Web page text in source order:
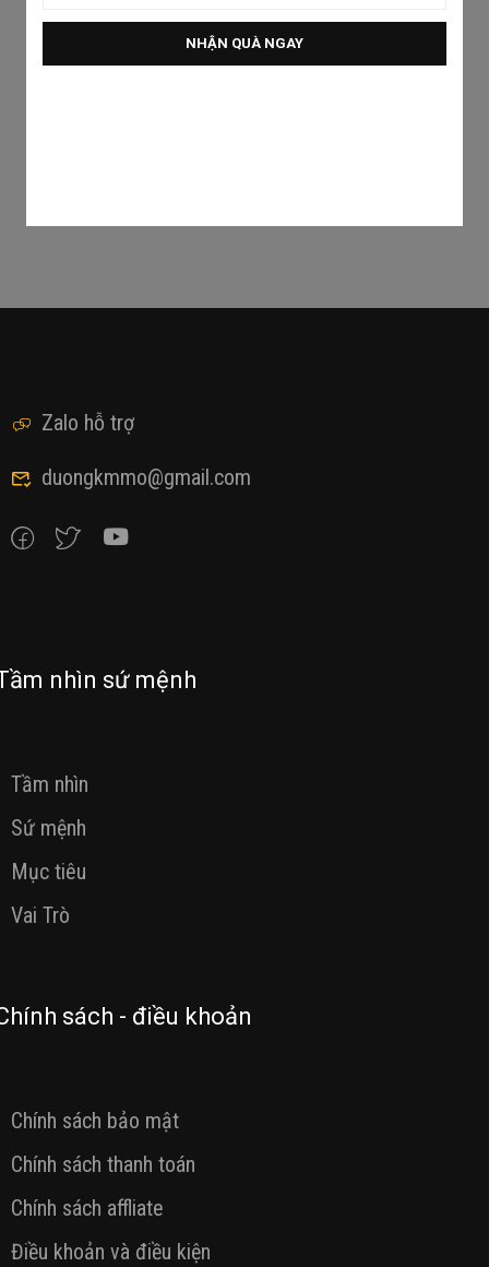
Zalo hỗ trợ
duongkmmo@gmail.com
nhìn sứ mệnh
Tầm nhìn
Sứ mệnh
Mục tiêu
Vai Trò
sách - điều khoản
Chính sách bảo mật
Chính sách thanh toán
Chính sách affliate
Điều khoản và điều kiện